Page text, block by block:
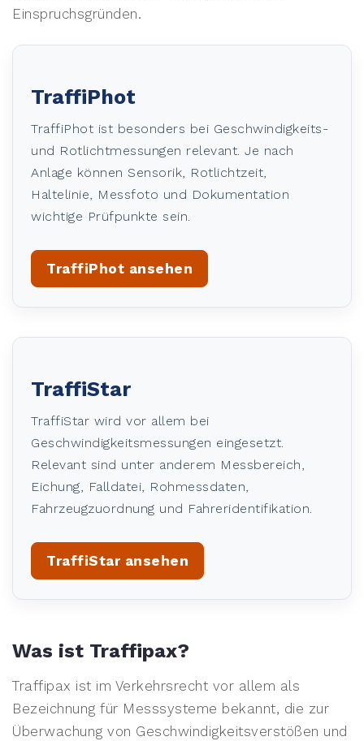
Einspruchsgründen.
TraffiPhot
TraffiPhot ist besonders bei Geschwindigkeits-
und Rotlichtmessungen relevant. Je nach
Anlage können Sensorik, Rotlichtzeit,
Haltelinie, Messfoto und Dokumentation
wichtige Prüfpunkte sein.
TraffiPhot ansehen
TraffiStar
TraffiStar wird vor allem bei
Geschwindigkeitsmessungen eingesetzt.
Relevant sind unter anderem Messbereich,
Eichung, Falldatei, Rohmessdaten,
Fahrzeugzuordnung und Fahreridentifikation.
TraffiStar ansehen
Was ist Traffipax?
Traffipax ist im Verkehrsrecht vor allem als
Bezeichnung für Messsysteme bekannt, die zur
Überwachung von Geschwindigkeitsverstößen und